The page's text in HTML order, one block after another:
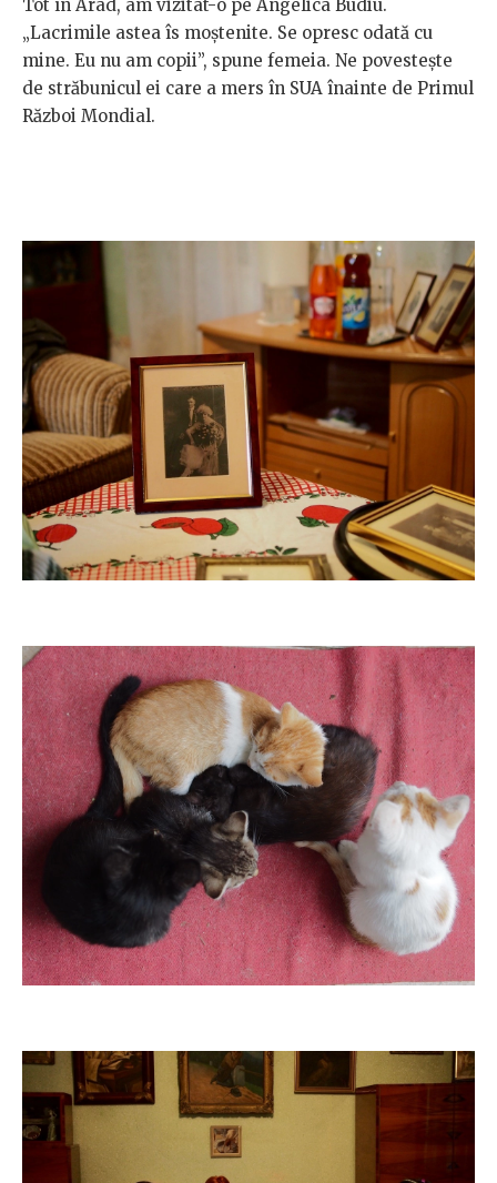
Tot în Arad, am vizitat-o pe Angelica Budiu.
„Lacrimile astea îs moștenite. Se opresc odată cu
mine. Eu nu am copii”, spune femeia. Ne povestește
de străbunicul ei care a mers în SUA înainte de Primul
Război Mondial.